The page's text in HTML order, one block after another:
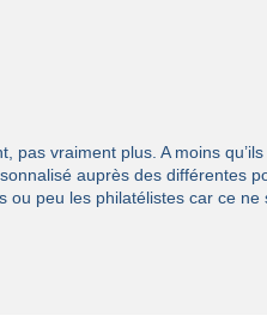
pas vraiment plus. A moins
auprès des différentes
ou peu les philatélistes car ce